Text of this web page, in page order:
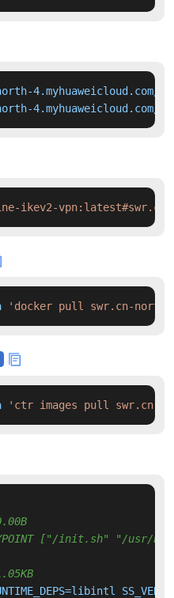
ikev2-
'docker pull swr.cn-north-
'ctr images pull swr.cn-
["/init.sh" "/usr/